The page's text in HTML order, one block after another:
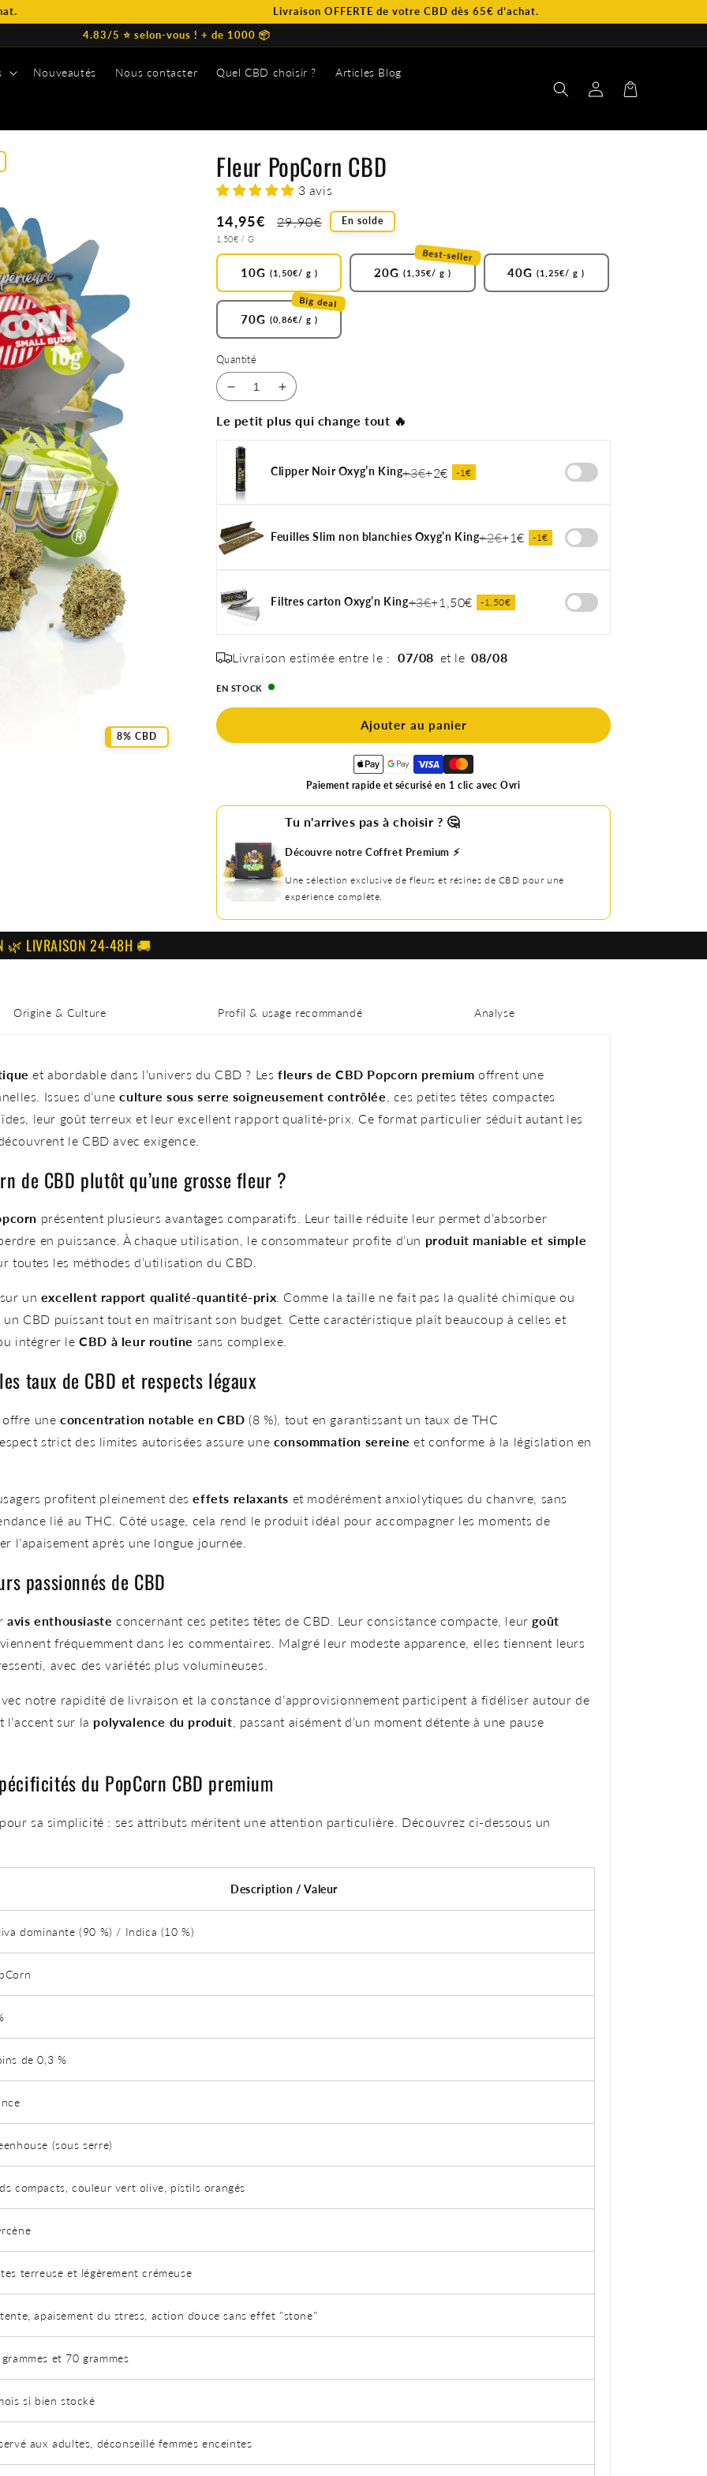
Livraison OFFERTE de votre CBD dès 65€ d’achat.
4.83/5 ⭐️ selon-vous ! + de 1000 📦
Nouveautés Nous contacter Quel CBD choisir ? Articles Blog
Connexion Panier
8% CBD
Fleur PopCorn CBD
3 avis
Prix
soldé
14,95€
Prix
29,90€
PRIX
1,50€ / PAR
G
En solde
10G (1,50€/ g ) 20G (1,35€/ g )
Best-seller
40G (1,25€/ g )
70G (0,86€/ g )
Big deal
Quantité
Réduire
quantité
de
Fleur
PopCorn
CBD
Augmenter
quantité
PopCorn
Le petit plus qui change tout 🔥
Clipper Noir Oxyg’n King+3€+2€ -1€
Feuilles Slim non blanchies Oxyg’n King+2€+1€ -1€
Filtres carton Oxyg’n King+3€+1,50€ -1,50€
Livraison estimée entre le : 07/08 et le 08/08
EN STOCK
Ajouter au panier
Paiement rapide et sécurisé en 1 clic avec Ovri
Tu n'arrives pas à choisir ? 🤔
Découvre notre Coffret Premium ⚡️
Une sélection exclusive de fleurs et résines de CBD pour une
expérience complète.
24-48H 🚚
Origine & Culture Profil & usage recommandé Analyse
et abordable dans l’univers du CBD ? Les fleurs de CBD Popcorn premium offrent une
Issues d’une culture sous serre soigneusement contrôlée , ces petites têtes compactes
leur goût terreux et leur excellent rapport qualité-prix. Ce format particulier séduit autant les
le CBD avec exigence.
de CBD plutôt qu’une grosse fleur ?
présentent plusieurs avantages comparatifs. Leur taille réduite leur permet d’absorber
en puissance. À chaque utilisation, le consommateur profite d’un produit maniable et simple
toutes les méthodes d’utilisation du CBD.
un excellent rapport qualité-quantité-prix . Comme la taille ne fait pas la qualité chimique ou
CBD puissant tout en maîtrisant son budget. Cette caractéristique plaît beaucoup à celles et
intégrer le CBD à leur routine sans complexe.
taux de CBD et respects légaux
une concentration notable en CBD (8 %), tout en garantissant un taux de THC
strict des limites autorisées assure une consommation sereine et conforme à la législation en
profitent pleinement des effets relaxants et modérément anxiolytiques du chanvre, sans
lié au THC. Côté usage, cela rend le produit idéal pour accompagner les moments de
l’apaisement après une longue journée.
passionnés de CBD
avis enthousiaste concernant ces petites têtes de CBD. Leur consistance compacte, leur goût
fréquemment dans les commentaires. Malgré leur modeste apparence, elles tiennent leurs
avec des variétés plus volumineuses.
notre rapidité de livraison et la constance d’approvisionnement participent à fidéliser autour de
sur la polyvalence du produit , passant aisément d’un moment détente à une pause
du PopCorn CBD premium
sa simplicité : ses attributs méritent une attention particulière. Découvrez ci-dessous un
Description / Valeur
dominante (90 %) / Indica (10 %)
de 0,3 %
(sous serre)
compacts, couleur vert olive, pistils orangés
terreuse et légèrement crémeuse
apaisement du stress, action douce sans effet "stone"
et 70 grammes
si bien stocké
aux adultes, déconseillé femmes enceintes